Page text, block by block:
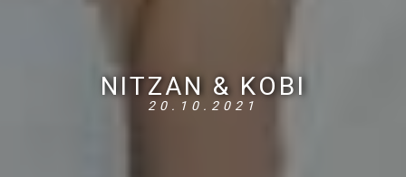
NITZAN & KOBI
20.10.2021